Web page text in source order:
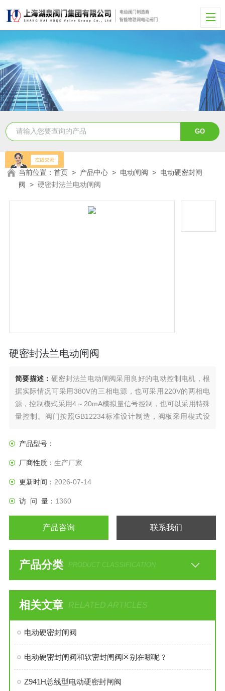
当前位置：首页 > 产品中心 > 电动闸阀 > 电动硬密封闸
阀 >硬密封法兰电动闸阀
硬密封法兰电动闸阀
简要描述： 硬密封法兰电动闸阀采用良好的电动控制电机，根
据实际情况可采用380V的三相电源，也可采用220V的两相电
源，控制模式采用4～20mA模拟量信号控制，也可以采用特殊
量控制。阀门按照GB12234标准设计制造，阀板采用楔式设
证高的介质压力密封，也能对低的介质压力进行密封。
产品型号：
厂商性质： 生产厂家
更新时间： 2026-07-14
访 问 量： 1360
产品咨询 联系我们
产品分类 PRODUCT CLASSIFICATION
相关文章 RELATED ARTICLES
电动硬密封闸阀
电动硬密封闸阀和软密封闸阀区别在哪呢？
Z941H总线型电动硬密封闸阀